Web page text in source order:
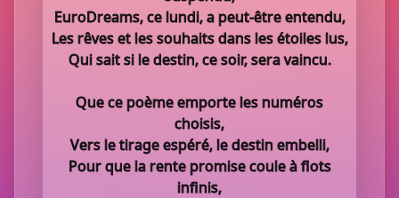
EuroDreams, ce lundi, a peut-être entendu,
Les rêves et les souhaits dans les étoiles lus,
Qui sait si le destin, ce soir, sera vaincu.
Que ce poème emporte les numéros
choisis,
Vers le tirage espéré, le destin embelli,
Pour que la rente promise coule à flots
infinis,